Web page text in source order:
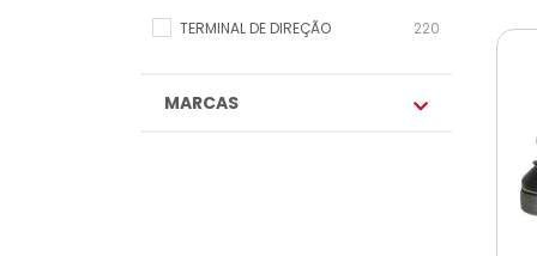
TERMINAL DE DIREÇÃO 220
MARCAS